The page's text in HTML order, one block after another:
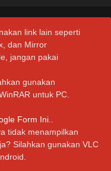
link lain seperti
dan Mirror
jangan pakai
gunakan
untuk PC.
Form Ini..
tidak menampilkan
Silahkan gunakan VLC